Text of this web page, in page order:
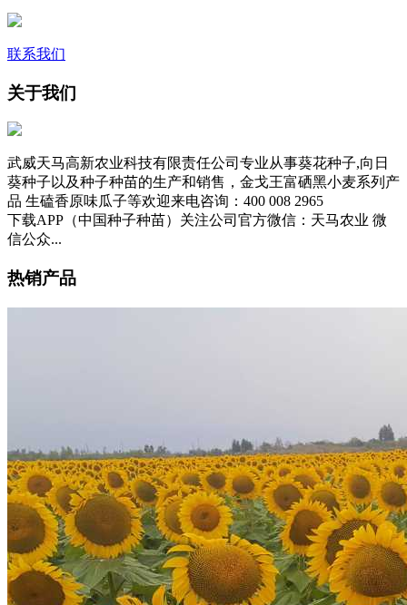
联系我们
关于我们
武威天马高新农业科技有限责任公司专业从事葵花种子,向日
葵种子以及种子种苗的生产和销售，金戈王富硒黑小麦系列产
品 生磕香原味瓜子等欢迎来电咨询：400 008 2965
下载APP（中国种子种苗）关注公司官方微信：天马农业 微
信公众...
热销产品